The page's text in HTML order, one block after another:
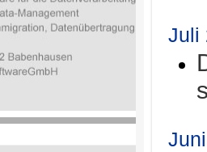
Juli